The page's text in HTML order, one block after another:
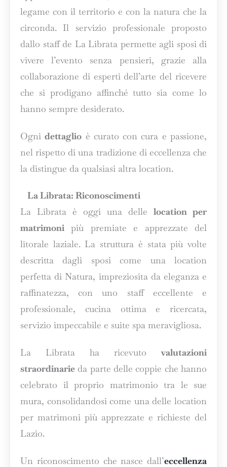
legame con il territorio e con la natura che la
circonda. Il servizio professionale proposto
dallo staff de La Librata permette agli sposi di
vivere l’evento senza pensieri, grazie alla
collaborazione di esperti dell’arte del ricevere
che si prodigano affinché tutto sia come lo
hanno sempre desiderato.
Ognidettaglio è curato con cura e passione,
nel rispetto di una tradizione di eccellenza che
la distingue da qualsiasi altra location.
La Librata: Riconoscimenti
La Librata è oggi una delle location per
matrimoni più premiate e apprezzate del
litorale laziale. La struttura è stata più volte
descritta dagli sposi come una location
perfetta di Natura, impreziosita da eleganza e
raffinatezza, con uno staff eccellente e
professionale, cucina ottima e ricercata,
servizio impeccabile e suite spa meravigliosa.
La Librata ha ricevuto valutazioni
straordinarie da parte delle coppie che hanno
celebrato il proprio matrimonio tra le sue
mura, consolidandosi come una delle location
per matrimoni più apprezzate e richieste del
Lazio.
Un riconoscimento che nasce dall’eccellenza